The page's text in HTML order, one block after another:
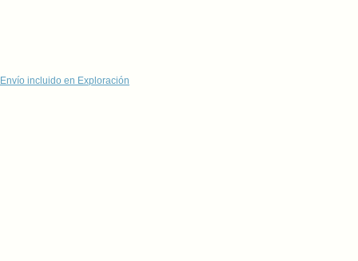
Envío incluido en Exploración